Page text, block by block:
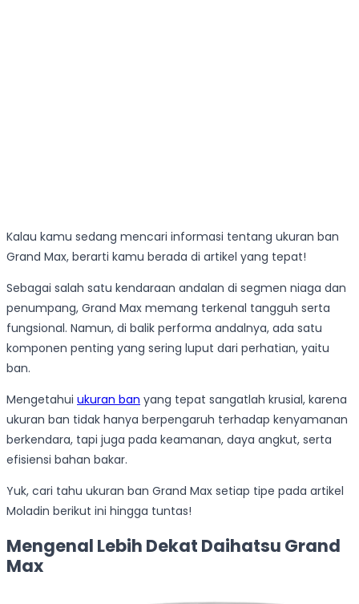
Kalau kamu sedang mencari informasi tentang ukuran ban
Grand Max, berarti kamu berada di artikel yang tepat!
Sebagai salah satu kendaraan andalan di segmen niaga dan
penumpang, Grand Max memang terkenal tangguh serta
fungsional. Namun, di balik performa andalnya, ada satu
komponen penting yang sering luput dari perhatian, yaitu
ban.
Mengetahui ukuran ban yang tepat sangatlah krusial, karena
ukuran ban tidak hanya berpengaruh terhadap kenyamanan
berkendara, tapi juga pada keamanan, daya angkut, serta
efisiensi bahan bakar.
Yuk, cari tahu ukuran ban Grand Max setiap tipe pada artikel
Moladin berikut ini hingga tuntas!
Mengenal Lebih Dekat Daihatsu Grand
Max